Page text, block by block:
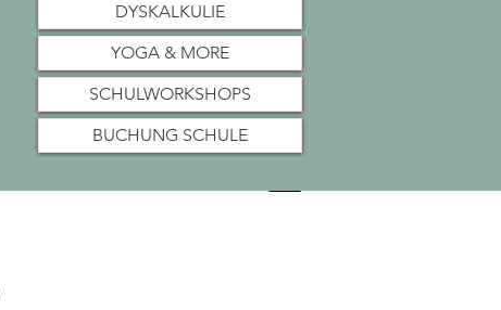
DYSKALKULIE
YOGA & MORE
SCHULWORKSHOPS
BUCHUNG SCHULE